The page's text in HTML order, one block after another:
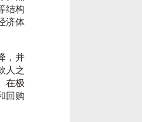
结构
济体
，并
人之
在极
回购